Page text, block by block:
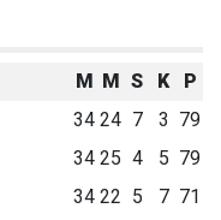
M M S K
P
34 24 7 3 79
34 25 4 5 79
34 22 5 7 71